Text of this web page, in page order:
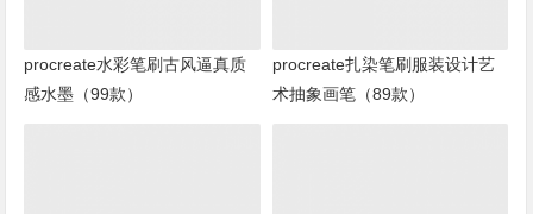
procreate水彩笔刷古风逼真质
感水墨（99款）
procreate扎染笔刷服装设计艺
术抽象画笔（89款）